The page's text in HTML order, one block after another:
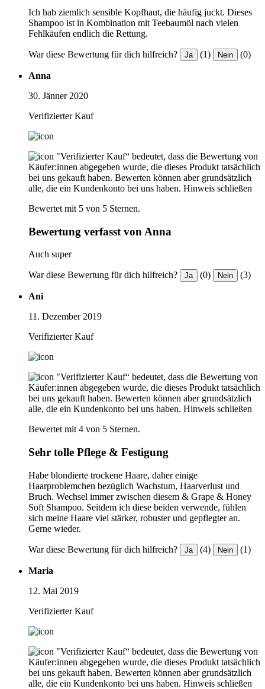
Ich hab ziemlich sensible Kopfhaut, die häufig juckt. Dieses
Shampoo ist in Kombination mit Teebaumöl nach vielen
Fehlkäufen endlich die Rettung.
War diese Bewertung für dich hilfreich? Ja (1) Nein (0)
Anna
30. Jänner 2020
Verifizierter Kauf
"Verifizierter Kauf“ bedeutet, dass die Bewertung von
Käufer:innen abgegeben wurde, die dieses Produkt tatsächlich
bei uns gekauft haben. Bewerten können aber grundsätzlich
alle, die ein Kundenkonto bei uns haben. Hinweis schließen
Bewertet mit 5 von 5 Sternen.
Bewertung verfasst von Anna
Auch super
War diese Bewertung für dich hilfreich? Ja (0) Nein (3)
Ani
11. Dezember 2019
Verifizierter Kauf
"Verifizierter Kauf“ bedeutet, dass die Bewertung von
Käufer:innen abgegeben wurde, die dieses Produkt tatsächlich
bei uns gekauft haben. Bewerten können aber grundsätzlich
alle, die ein Kundenkonto bei uns haben. Hinweis schließen
Bewertet mit 4 von 5 Sternen.
Sehr tolle Pflege & Festigung
Habe blondierte trockene Haare, daher einige
Haarproblemchen bezüglich Wachstum, Haarverlust und
Bruch. Wechsel immer zwischen diesem & Grape & Honey
Soft Shampoo. Seitdem ich diese beiden verwende, fühlen
sich meine Haare viel stärker, robuster und gepflegter an.
Gerne wieder.
War diese Bewertung für dich hilfreich? Ja (4) Nein (1)
Maria
12. Mai 2019
Verifizierter Kauf
"Verifizierter Kauf“ bedeutet, dass die Bewertung von
Käufer:innen abgegeben wurde, die dieses Produkt tatsächlich
bei uns gekauft haben. Bewerten können aber grundsätzlich
alle, die ein Kundenkonto bei uns haben. Hinweis schließen